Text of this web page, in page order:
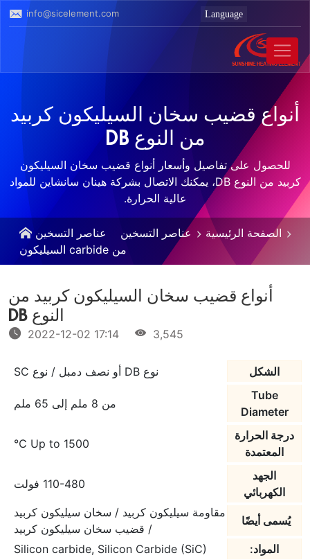
info@sicelement.com
أنواع قضيب سخان السيليكون كربيد
من النوع DB
للحصول على تفاصيل وأسعار أنواع قضيب سخان السيليكون
كربيد من النوع DB، يمكنك الاتصال بشركة هينان سانشاين للمواد
عالية الحرارة.
الصفحة الرئيسية عناصر التسخين
عناصر التسخين
من carbide السيليكون
أنواع قضيب سخان السيليكون كربيد من
النوع DB
2022-12-02 17:14 3,545
الشكل
نوع DB أو نصف دمبل / نوع SC
Tube
Diameter
من 8 ملم إلى 65 ملم
درجة الحرارة
المعتمدة
Up to 1500 ℃
الجهد
الكهربائي
110-480 فولت
يُسمى أيضًا
مقاومة سيليكون كربيد / سخان سيليكون كربيد
/ قضيب سخان سيليكون كربيد
المواد:
Silicon carbide, Silicon Carbide (SiC)